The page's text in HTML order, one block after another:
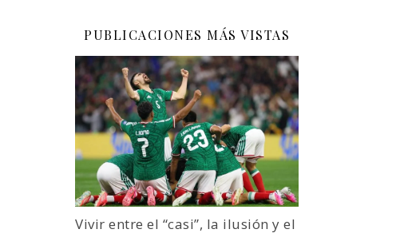
PUBLICACIONES MÁS VISTAS
Vivir entre el “casi”, la ilusión y el